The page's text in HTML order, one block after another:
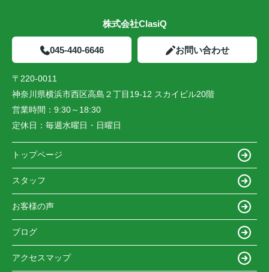
株式会社ClasiQ
045-440-6646 お問い合わせ
〒220-0011
神奈川県横浜市西区高島２丁目19-12 スカイビル20階
営業時間： 9:30～18:30
定休日： 毎週水曜日・日曜日
トップページ
スタッフ
お客様の声
ブログ
アクセスマップ